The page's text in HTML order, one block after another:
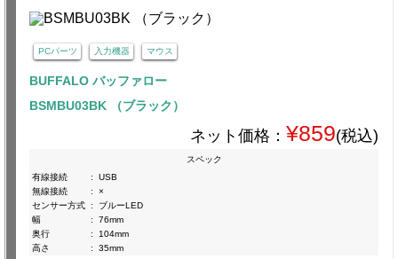
PCパーツ 入力機器 マウス
BUFFALO バッファロー
BSMBU03BK （ブラック）
ネット価格： ¥859(税込)
スペック
有線接続
:
USB
無線接続
:
×
センサー方式 :
ブルーLED
幅
:
76mm
奥行
:
104mm
高さ
: 35mm